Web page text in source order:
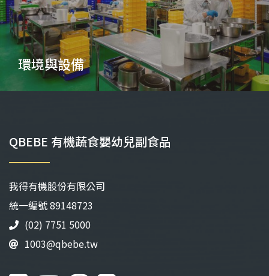
環境與設備
QBEBE 有機蔬食嬰幼兒副食品
我得有機股份有限公司
統⼀編號 89148723
(02) 7751 5000
1003@qbebe.tw